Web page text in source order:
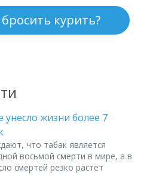
курить?
унесло жизни более 7
что табак является
восьмой смерти в мире, а в
смертей резко растет